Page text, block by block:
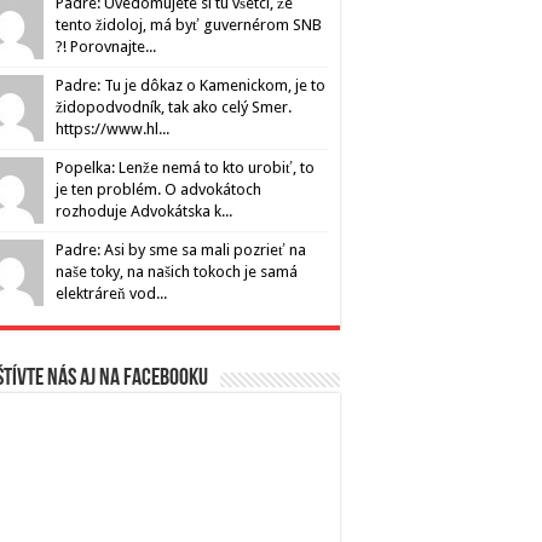
tento židoloj, má byť guvernérom SNB
?! Porovnajte...
Padre: Tu je dôkaz o Kamenickom, je to
židopodvodník, tak ako celý Smer.
https://www.hl...
Popelka: Lenže nemá to kto urobiť, to
je ten problém. O advokátoch
rozhoduje Advokátska k...
Padre: Asi by sme sa mali pozrieť na
naše toky, na našich tokoch je samá
elektráreň vod...
nás aj na Facebooku